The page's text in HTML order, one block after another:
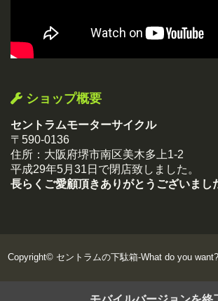
ショップ概要
セントラムモーターサイクル
〒590-0136
住所：大阪府堺市南区美木多上1-2
平成29年5月31日で閉店致しました。
長らくご愛顧頂きありがとうございまし
Copyright© セントラムの下駄箱-What do you